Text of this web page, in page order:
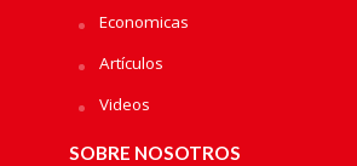
Economicas
Artículos
Videos
SOBRE NOSOTROS